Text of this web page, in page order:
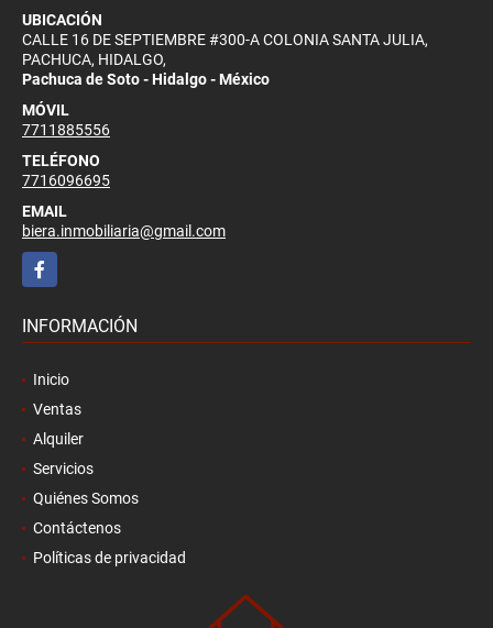
UBICACIÓN
CALLE 16 DE SEPTIEMBRE #300-A COLONIA SANTA JULIA,
PACHUCA, HIDALGO,
Pachuca de Soto - Hidalgo - México
MÓVIL
7711885556
TELÉFONO
7716096695
EMAIL
biera.inmobiliaria@gmail.com
Facebook
INFORMACIÓN
Inicio
Ventas
Alquiler
Servicios
Quiénes Somos
Contáctenos
Políticas de privacidad